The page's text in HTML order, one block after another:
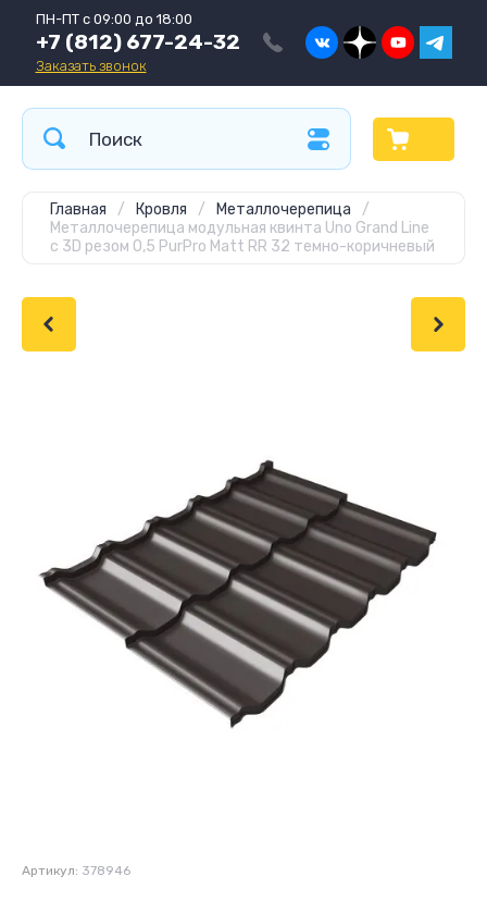
ПН-ПТ с 09:00 до 18:00
+7 (812) 677-24-32
Заказать звонок
Главная / Кровля / Металлочерепица
/
Металлочерепица модульная квинта Uno Grand Line
c 3D резом 0,5 PurPro Мatt RR 32 темно-коричневый
Артикул: 378946